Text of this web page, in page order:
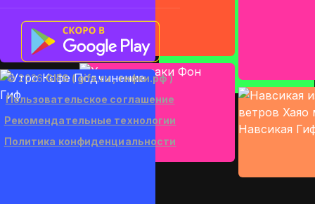
© 2026GIFS ( gifs.ru , гифки.рф )
Пользовательское соглашение
Рекомендательные технологии
Политика конфиденциальности